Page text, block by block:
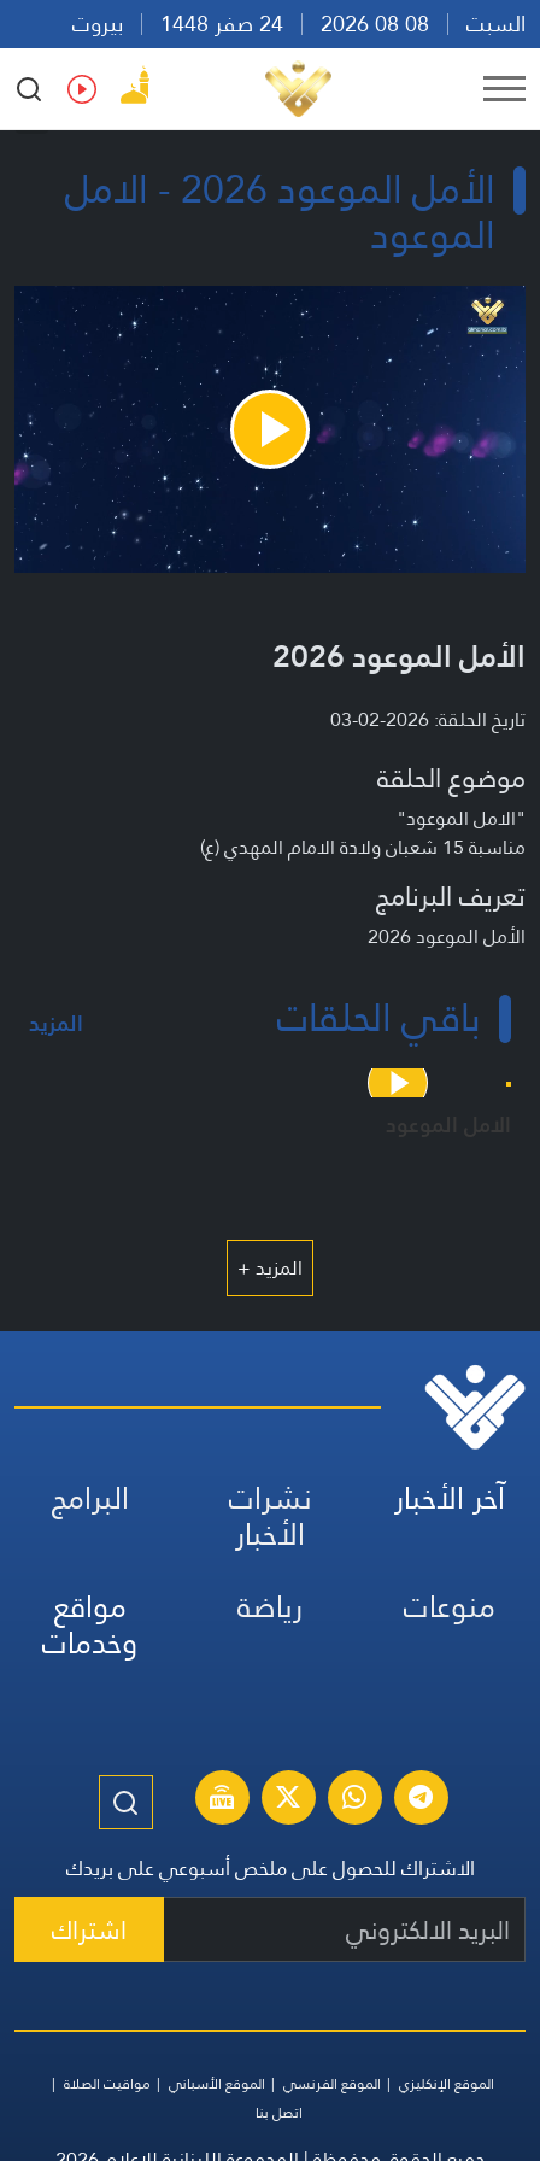
السبت
بيروت
01:35
Ar En Fr Es
الأمل الموعود 2026 - الامل
الموعود
Play
Video
الأمل الموعود 2026
تاريخ الحلقة: 2026-02-03
موضوع الحلقة
"الامل الموعود"
مناسبة 15 شعبان ولادة الامام المهدي (ع)
تعريف البرنامج
الأمل الموعود 2026
باقي الحلقات المزيد
الامل الموعود
المزيد +
آخر الأخبار نشرات
الأخبار
البرامج
منوعات
رياضة مواقع
وخدمات
الاشتراك للحصول على ملخص أسبوعي على بريدك
اشتراك
الموقع الإنكليزي الموقع الفرنسي الموقع الأسباني
مواقيت الصلاة
اتصل بنا